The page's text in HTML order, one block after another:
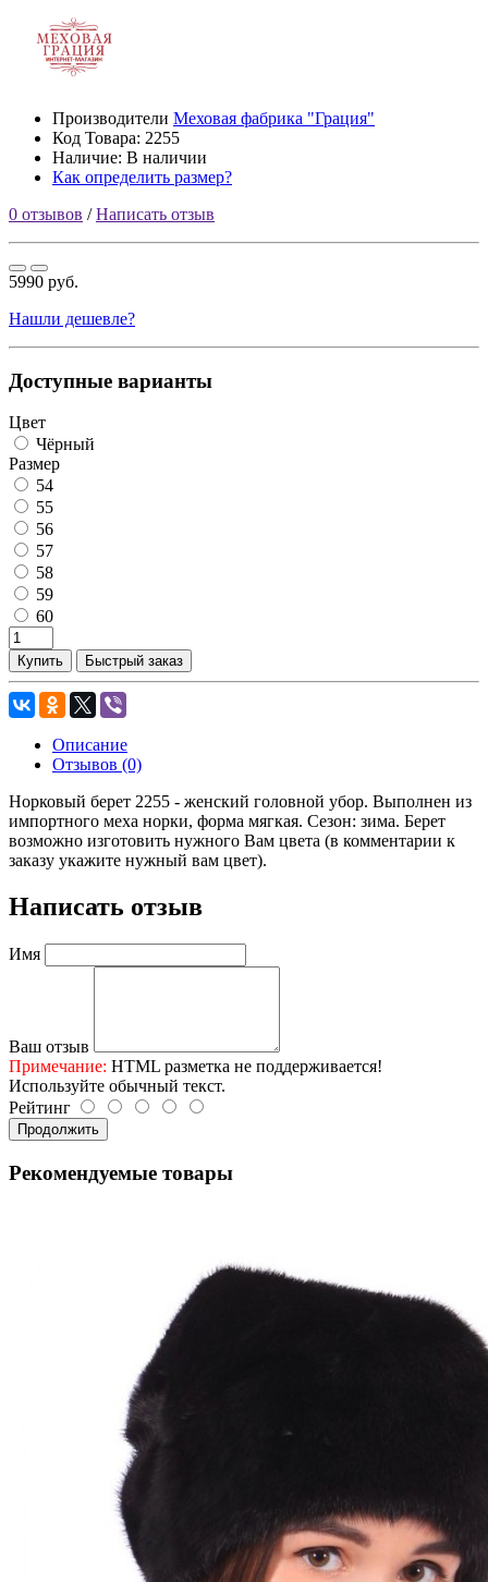
Производители Меховая фабрика "Грация"
Код Товара: 2255
Наличие: В наличии
Как определить размер?
0 отзывов /Написать отзыв
5990 руб.
Нашли дешевле?
Доступные варианты
Цвет
Чёрный
Размер
54
55
56
57
58
59
60
Купить Быстрый заказ
Описание
Отзывов (0)
Норковый берет 2255 - женский головной убор. Выполнен из
импортного меха норки, форма мягкая. Сезон: зима. Берет
возможно изготовить нужного Вам цвета (в комментарии к
заказу укажите нужный вам цвет).
Написать отзыв
Имя
Ваш отзыв
Примечание: HTML разметка не поддерживается!
Используйте обычный текст.
Рейтинг
Продолжить
Рекомендуемые товары